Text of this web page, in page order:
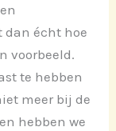
dan écht hoe
voorbeeld.
te hebben
meer bij de
hebben we